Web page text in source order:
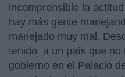
incomprensible la
hay más gente
manejado muy mal.
tenido a un país que no
gobierno en el Palacio